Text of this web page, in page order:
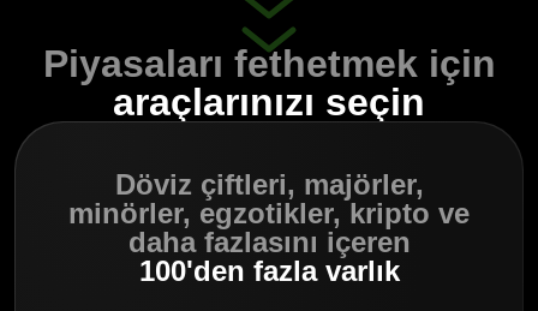
Piyasaları fethetmek için
araçlarınızı seçin
Döviz çiftleri, majörler,
minörler, egzotikler, kripto ve
daha fazlasını içeren
100'den fazla varlık